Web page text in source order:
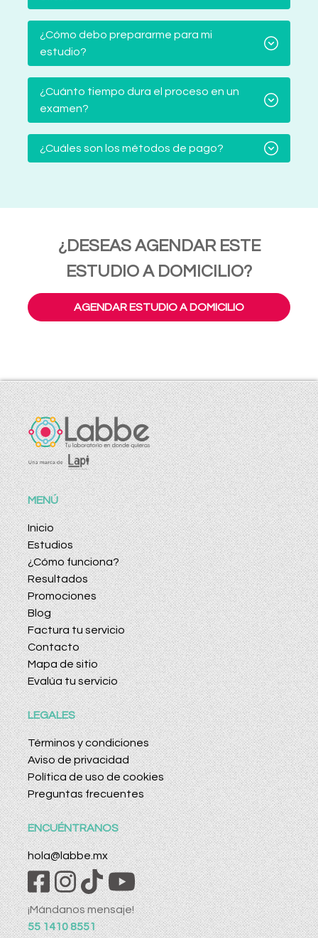
¿Cómo debo prepararme para mi
estudio?
¿Cuánto tiempo dura el proceso en un
examen?
¿Cuáles son los métodos de pago?
¿DESEAS AGENDAR ESTE
ESTUDIO A DOMICILIO?
AGENDAR ESTUDIO A DOMICILIO
MENÚ
Inicio
Estudios
¿Cómo funciona?
Resultados
Promociones
Blog
Factura tu servicio
Contacto
Mapa de sitio
Evalúa tu servicio
LEGALES
Términos y condiciones
Aviso de privacidad
Política de uso de cookies
Preguntas frecuentes
ENCUÉNTRANOS
hola@labbe.mx
¡Mándanos mensaje!
55 1410 8551